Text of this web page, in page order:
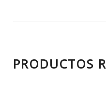
PRODUCTOS